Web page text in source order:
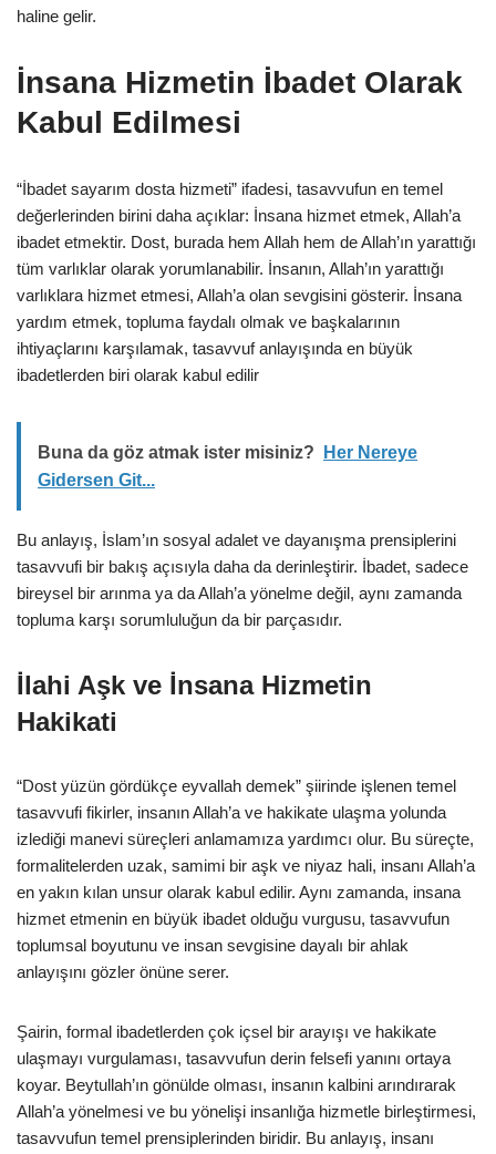
haline gelir.
İnsana Hizmetin İbadet Olarak
Kabul Edilmesi
“İbadet sayarım dosta hizmeti” ifadesi, tasavvufun en temel
değerlerinden birini daha açıklar: İnsana hizmet etmek, Allah’a
ibadet etmektir. Dost, burada hem Allah hem de Allah’ın yarattığı
tüm varlıklar olarak yorumlanabilir. İnsanın, Allah’ın yarattığı
varlıklara hizmet etmesi, Allah’a olan sevgisini gösterir. İnsana
yardım etmek, topluma faydalı olmak ve başkalarının
ihtiyaçlarını karşılamak, tasavvuf anlayışında en büyük
ibadetlerden biri olarak kabul edilir
Buna da göz atmak ister misiniz?
Her Nereye
Gidersen Git...
Bu anlayış, İslam’ın sosyal adalet ve dayanışma prensiplerini
tasavvufi bir bakış açısıyla daha da derinleştirir. İbadet, sadece
bireysel bir arınma ya da Allah’a yönelme değil, aynı zamanda
topluma karşı sorumluluğun da bir parçasıdır.
İlahi Aşk ve İnsana Hizmetin
Hakikati
“Dost yüzün gördükçe eyvallah demek” şiirinde işlenen temel
tasavvufi fikirler, insanın Allah’a ve hakikate ulaşma yolunda
izlediği manevi süreçleri anlamamıza yardımcı olur. Bu süreçte,
formalitelerden uzak, samimi bir aşk ve niyaz hali, insanı Allah’a
en yakın kılan unsur olarak kabul edilir. Aynı zamanda, insana
hizmet etmenin en büyük ibadet olduğu vurgusu, tasavvufun
toplumsal boyutunu ve insan sevgisine dayalı bir ahlak
anlayışını gözler önüne serer.
Şairin, formal ibadetlerden çok içsel bir arayışı ve hakikate
ulaşmayı vurgulaması, tasavvufun derin felsefi yanını ortaya
koyar. Beytullah’ın gönülde olması, insanın kalbini arındırarak
Allah’a yönelmesi ve bu yönelişi insanlığa hizmetle birleştirmesi,
tasavvufun temel prensiplerinden biridir. Bu anlayış, insanı